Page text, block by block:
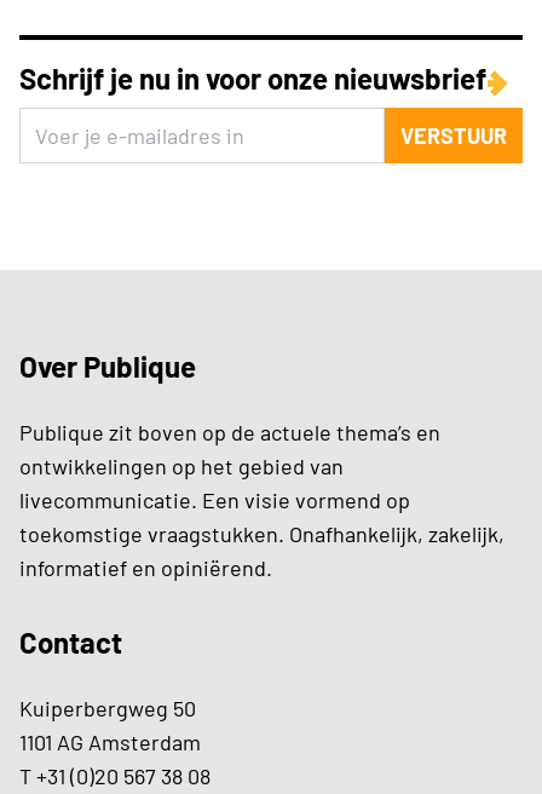
Schrijf je nu in voor onze nieuwsbrief
VERSTUUR
Over Publique
Publique zit boven op de actuele thema’s en
ontwikkelingen op het gebied van
livecommunicatie. Een visie vormend op
toekomstige vraagstukken. Onafhankelijk, zakelijk,
informatief en opiniërend.
Contact
Kuiperbergweg 50
1101 AG Amsterdam
T +31 (0)20 567 38 08